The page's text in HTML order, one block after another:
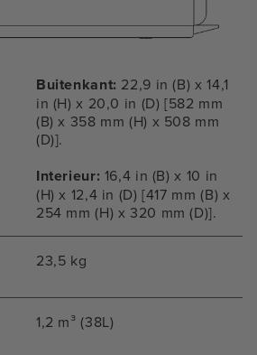
Buitenkant: 22,9 in (B) x 14,1
in (H) x 20,0 in (D) [582 mm
(B) x 358 mm (H) x 508 mm
(D)].
Interieur: 16,4 in (B) x 10 in
(H) x 12,4 in (D) [417 mm (B) x
254 mm (H) x 320 mm (D)].
23,5 kg
1,2 m³ (38L)